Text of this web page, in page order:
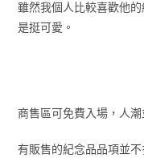
雖然我個人比較喜歡他
是挺可愛。
商售區可免費入場，人潮
有販售的紀念品品項並